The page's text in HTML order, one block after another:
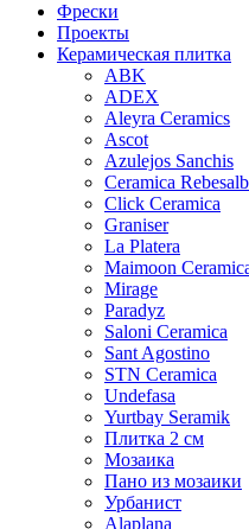
Фрески
Проекты
Керамическая плитка
ABK
ADEX
Aleyra Ceramics
Ascot
Azulejos Sanchis
Ceramica
Click Ceramica
Graniser
La Platera
Maimoon
Mirage
Paradyz
Saloni Ceramica
Sant Agostino
STN Ceramica
Undefasa
Yurtbay Seramik
Плитка 2 см
Мозаика
Пано из мозаики
Урбанист
Alaplana